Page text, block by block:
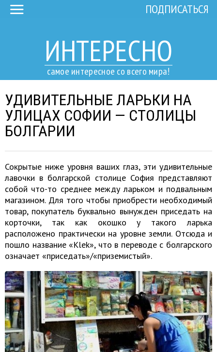
ИНТЕРЕСНО
самое интересное со всего мира!
ПОДПИСАТЬСЯ
УДИВИТЕЛЬНЫЕ ЛАРЬКИ НА
УЛИЦАХ СОФИИ — СТОЛИЦЫ
БОЛГАРИИ
Сокрытые ниже уровня ваших глаз, эти удивительные
лавочки в болгарской столице София представляют
собой что-то среднее между ларьком и подвальным
магазином. Для того чтобы приобрести необходимый
товар, покупатель буквально вынужден приседать на
корточки, так как окошко у такого ларька
расположено практически на уровне земли. Отсюда и
пошло название «Klek», что в переводе с болгарского
означает «приседать»/«приземистый».